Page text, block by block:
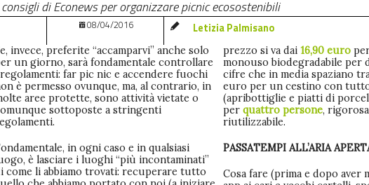
di Econews per organizzare picnic ecosostenibili
08/04/2016 Letizia Palmisano
invece, preferite “accamparvi” anche solo
un giorno, sarà fondamentale controllare
far pic nic e accendere fuochi
è permesso ovunque, ma, al contrario, in
aree protette, sono attività vietate o
sottoposte a stringenti
in ogni caso e in qualsiasi
è lasciare i luoghi “più incontaminati”
come li abbiamo trovati: recuperare tutto
prezzo si va dai16,90 euro
monouso biodegradabile per
cifre che in media spaziano
euro per un cestino con
(apribottiglie e piatti di
perquattro persone,
riutilizzabile.
PASSATEMPI ALL’ARIA
Cosa fare (prima e dopo aver